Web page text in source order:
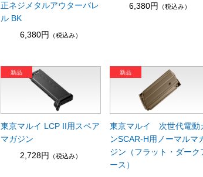
正ネジメタルアウターバレ
ル BK
6,380円
（税込み）
6,380円 （税込み）
東京マルイ LCP II用スペア
マガジン
2,728円
（税込み）
東京マルイ 次世代電動
ンSCAR-H用ノーマルマ
ジン（フラット・ダーク
ース）